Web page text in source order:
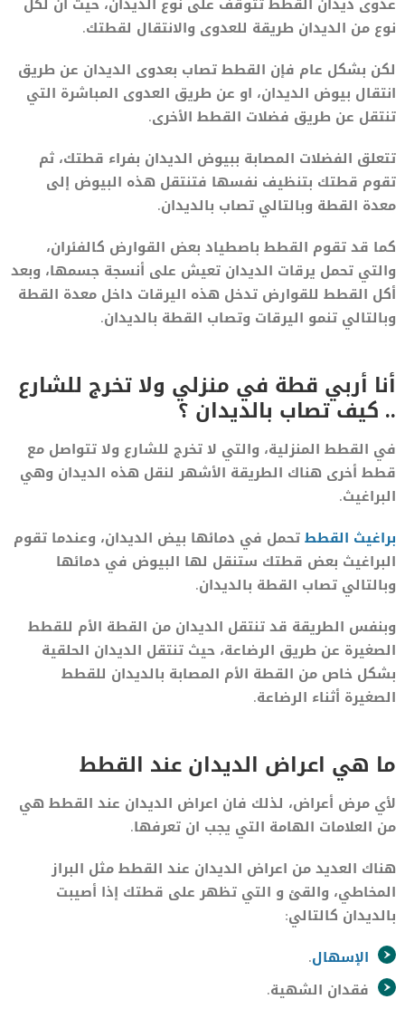
نوع من الديدان طريقة للعدوى والانتقال لقطتك.
لكن بشكل عام فإن القطط تصاب بعدوى الديدان عن طريق
انتقال بيوض الديدان، او عن طريق العدوى المباشرة التي
تنتقل عن طريق فضلات القطط الأخرى.
تتعلق الفضلات المصابة ببيوض الديدان بفراء قطتك، ثم
تقوم قطتك بتنظيف نفسها فتنتقل هذه البيوض إلى
معدة القطة وبالتالي تصاب بالديدان.
كما قد تقوم القطط باصطياد بعض القوارض كالفئران،
والتي تحمل يرقات الديدان تعيش على أنسجة جسمها، وبعد
أكل القطط للقوارض تدخل هذه اليرقات داخل معدة القطة
وبالتالي تنمو اليرقات وتصاب القطة بالديدان.
أنا أربي قطة في منزلي ولا تخرج للشارع
.. كيف تصاب بالديدان ؟
في القطط المنزلية، والتي لا تخرج للشارع ولا تتواصل مع
قطط أخرى هناك الطريقة الأشهر لنقل هذه الديدان وهي
البراغيث.
براغيث القططتحمل في دمائها بيض الديدان، وعندما تقوم
البراغيث بعض قطتك ستنقل لها البيوض في دمائها
وبالتالي تصاب القطة بالديدان.
وبنفس الطريقة قد تنتقل الديدان من القطة الأم للقطط
الصغيرة عن طريق الرضاعة، حيث تنتقل الديدان الحلقية
بشكل خاص من القطة الأم المصابة بالديدان للقطط
الصغيرة أثناء الرضاعة.
ما هي اعراض الديدان عند القطط
لأي مرض أعراض، لذلك فان اعراض الديدان عند القطط هي
من العلامات الهامة التي يجب ان تعرفها.
هناك العديد من اعراض الديدان عند القطط مثل البراز
المخاطي، والقئ و التي تظهر على قطتك إذا أصيبت
بالديدان كالتالي:
الإسهال.
فقدان الشهية.